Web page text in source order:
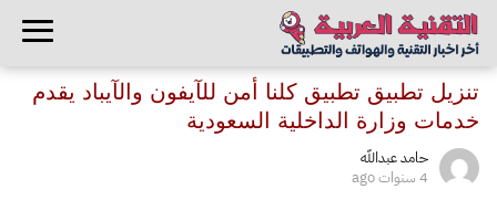
تنزيل تطبيق تطبيق كلنا أمن للآيفون والآيباد يقدم
خدمات وزارة الداخلية السعودية
حامد عبدالله
4 سنوات ago